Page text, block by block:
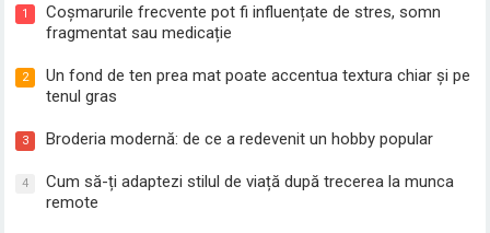
1
Coșmarurile frecvente pot fi influențate de stres, somn
fragmentat sau medicație
2
Un fond de ten prea mat poate accentua textura chiar și pe
tenul gras
3 Broderia modernă: de ce a redevenit un hobby popular
4
Cum să-ți adaptezi stilul de viață după trecerea la munca
remote